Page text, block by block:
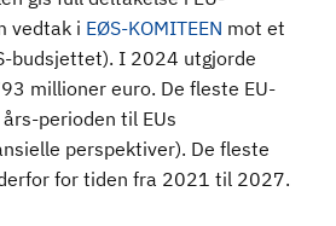
vedtak i EØS-KOMITEEN mot et
budsjettet). I 2024 utgjorde
millioner euro. De fleste EU-
perioden til EUs
perspektiver). De fleste
for tiden fra 2021 til 2027.